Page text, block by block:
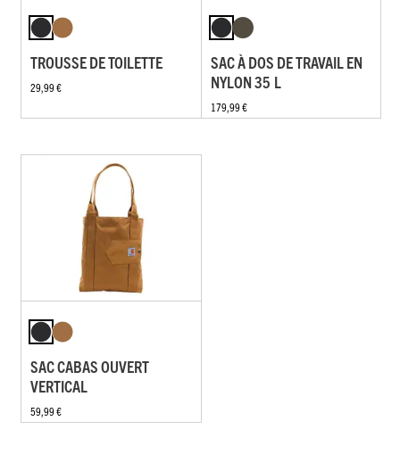
TROUSSE DE TOILETTE
29,99 €
SAC À DOS DE TRAVAIL EN
NYLON 35 L
179,99 €
SAC CABAS OUVERT
VERTICAL
59,99 €